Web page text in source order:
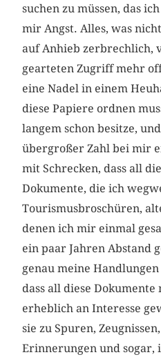
suchen zu müssen, das
mir Angst. Alles, was
auf Anhieb zerbrechlich,
gearteten Zugriff mehr
eine Nadel in einem
diese Papiere ordnen
langem schon besitze,
übergroßer Zahl bei mir
mit Schrecken, dass all
Dokumente, die ich
Tourismusbroschüren,
denen ich mir einmal
ein paar Jahren Abstand
genau meine
dass all diese
erheblich an Interesse
sie zu Spuren,
Erinnerungen und sogar,